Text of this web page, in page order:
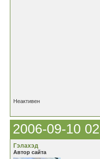
Неактивен
2006-09-10
Гэлахэд
Автор сайта